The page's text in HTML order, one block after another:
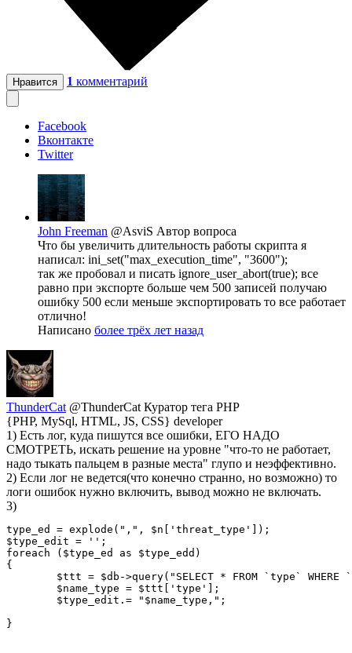
Нравится 1 комментарий
Facebook
Вконтакте
Twitter
John Freeman @AsviS Автор вопроса
Что бы увеличить длительность работы скрипта я
написал: ini_set("max_execution_time", "3600");
так же пробовал и писать ignore_user_abort(true); все
равно при экспорте больше чем 500 записей получаю
ошибку 500 если меньше экспортировать то все работает
отлично!
Написано более трёх лет назад
ThunderCat @ThunderCat Куратор тега PHP
{PHP, MySql, HTML, JS, CSS} developer
1) Есть лог, куда пишутся все ошибки, ЕГО НАДО
СМОТРЕТЬ, искать решение на уровне "что-то не работает,
надо тыкать пальцем в разные места" глупо и неэффективно.
2) Если лог не ведется(что конечно странно, но возможно) то
логи ошибок нужно включить, вывод можно не включать.
3)
type_ed = explode(",", $n['threat_type']);
$type_edit = '';
foreach ($type_ed as $type_edd)
{
$ttt = $db->query("SELECT * FROM `type` WHERE
        $name_type = $ttt['type'];
        $type_edit.= "$name_type,";
}